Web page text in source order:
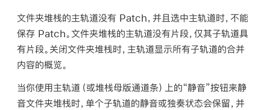
文件夹堆栈的主轨道没有 Patch，并且选中主轨道时，不能
保存 Patch。文件夹堆栈的主轨道没有片段，仅其子轨道具
有片段。关闭文件夹堆栈时，主轨道显示所有子轨道的合并
内容的概览。
当你使用主轨道（或堆栈母版通道条）上的“静音”按钮来静
音文件夹堆栈时，单个子轨道的静音或独奏状态会保留，并